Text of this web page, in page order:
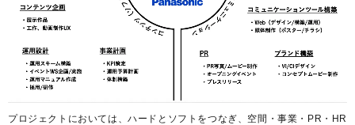
プロジェクトにおいては、ハードとソフトをつなぎ、空間・事業・PR・HR